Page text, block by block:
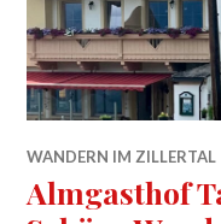
WANDERN IM ZILLERTAL
Almgasthof